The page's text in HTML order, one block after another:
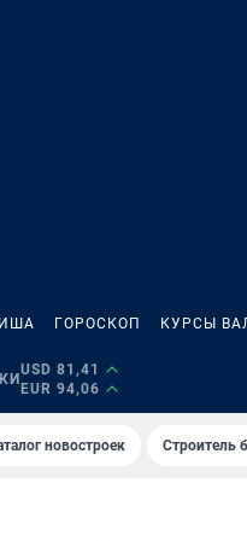
ГОРОСКОП КУРСЫ
USD 81,41
EUR 94,06
новостроек Строитель